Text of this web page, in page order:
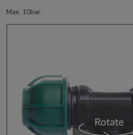
Max. 10bar.